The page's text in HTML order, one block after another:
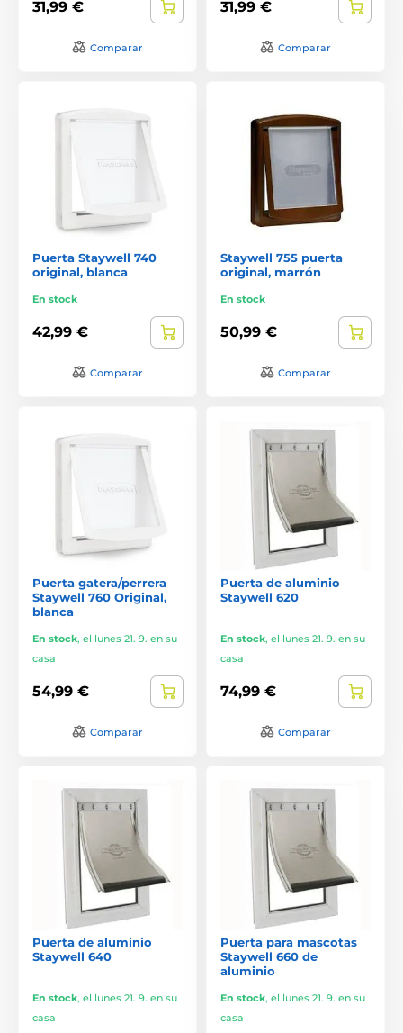
31,99 €
Comparar
31,99 €
Comparar
Puerta Staywell 740
original, blanca
En stock
42,99 €
Comparar
Staywell 755 puerta
original, marrón
En stock
50,99 €
Comparar
Puerta gatera/perrera
Staywell 760 Original,
blanca
En stock, el lunes 21. 9. en su
casa
54,99 €
Comparar
Puerta de aluminio
Staywell 620
En stock, el lunes 21. 9. en su
casa
74,99 €
Comparar
Puerta de aluminio
Staywell 640
En stock, el lunes 21. 9. en su
casa
Puerta para mascotas
Staywell 660 de
aluminio
En stock, el lunes 21. 9. en su
casa